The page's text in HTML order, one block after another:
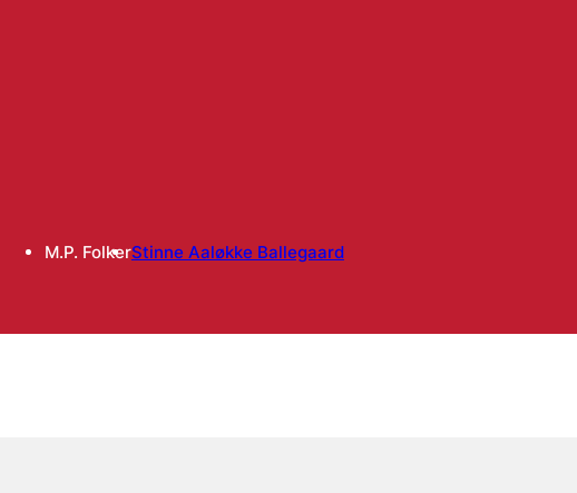
M.P. FolkerStinne Aaløkke Ballegaard